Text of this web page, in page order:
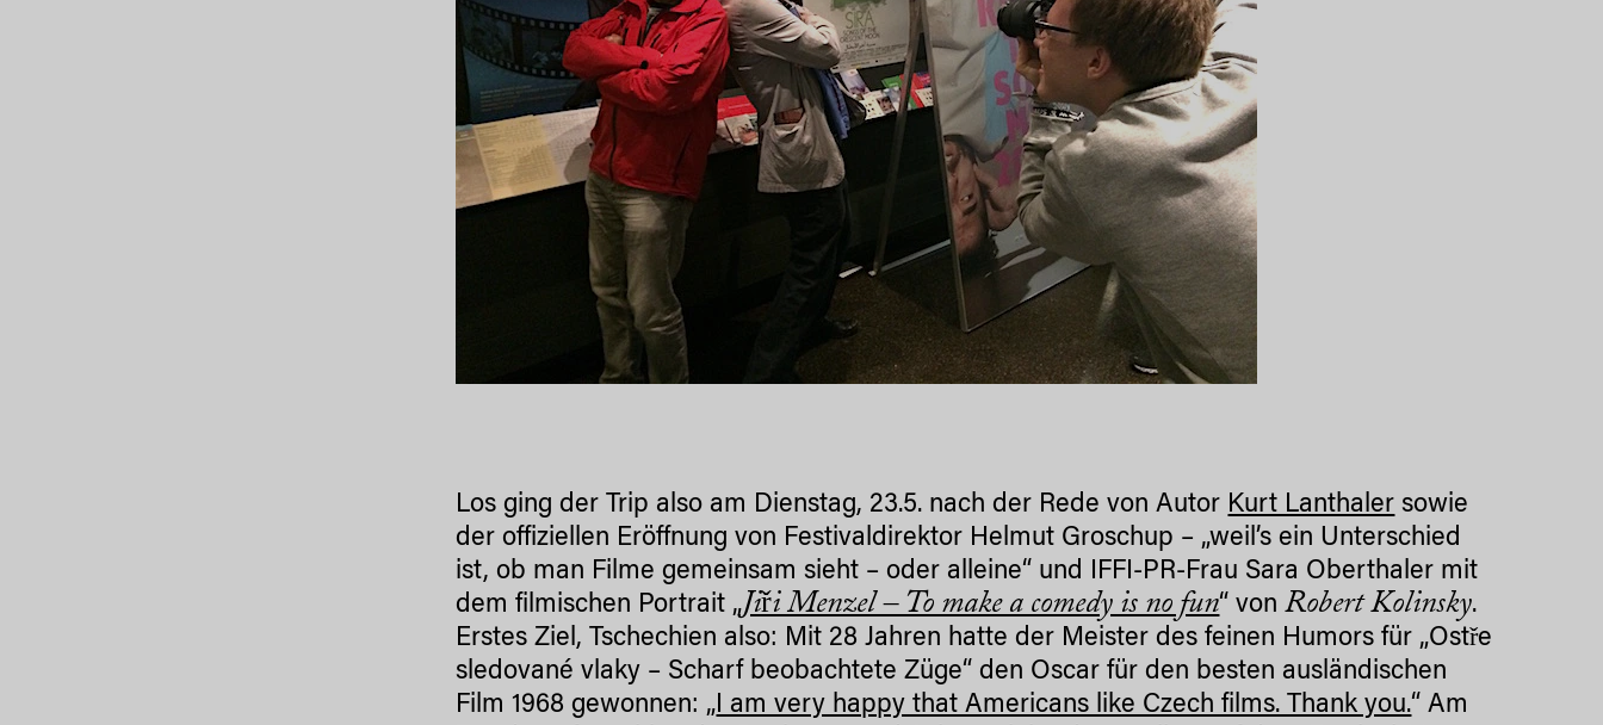
Los ging der Trip also am Dienstag, 23.5. nach der Rede von Autor Kurt Lanthaler sowie
der offiziellen Eröffnung von Festivaldirektor Helmut Groschup – „weil’s ein Unterschied
ist, ob man Filme gemeinsam sieht – oder alleine“ und IFFI-PR-Frau Sara Oberthaler mit
dem filmischen Portrait „Jiři Menzel – To make a comedy is no fun“ vonRobert Kolinsky.
Erstes Ziel, Tschechien also: Mit 28 Jahren hatte der Meister des feinen Humors für „Ostře
sledované vlaky – Scharf beobachtete Züge“ den Oscar für den besten ausländischen
Film 1968 gewonnen: „I am very happy that Americans like Czech films. Thank you.“ Am